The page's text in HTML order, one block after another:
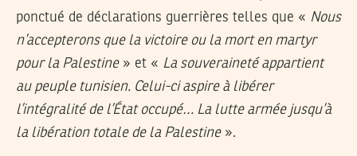
ponctué de déclarations guerrières telles que « Nous
n’accepterons que la victoire ou la mort en martyr
pour la Palestine» et « La souveraineté appartient
au peuple tunisien. Celui-ci aspire à libérer
l’intégralité de l’État occupé… La lutte armée jusqu’à
la libération totale de la Palestine».